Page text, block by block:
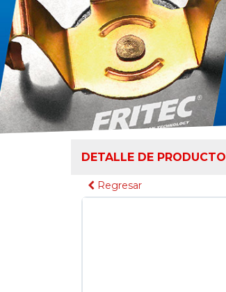
DETALLE DE PRODUCTO
Regresar